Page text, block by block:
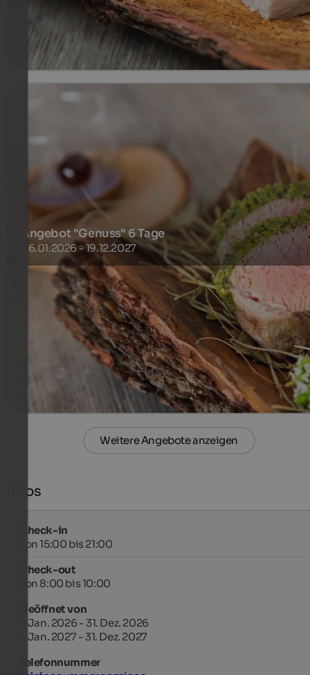
mehr Details
Angebot "Genuss" 6 Tage
06.01.2026 - 19.12.2027
Unser Angebot für Genießer auf dem Campingplatz.
Sie sich kulinarisch verwöhnen und genießen Sie
Wellness & SPA.
6 Nächte ab297 €pro Person
mehr Details
Weitere Angebote anzeigen
Infos
Check-in
von 15:00 bis 21:00
Check-out
von 8:00 bis 10:00
Geöffnet von
1. Jan. 2026 - 31. Dez. 2026
1. Jan. 2027 - 31. Dez. 2027
Telefonnummer